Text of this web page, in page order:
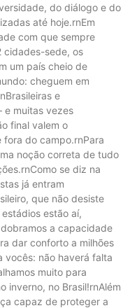
do diálogo e do
até hoje.rnEm
com que sempre
cidades-sede, os
um país cheio de
cheguem em
e
e muitas vezes
final valem o
do campo.rnPara
noção correta de tudo
se diz na
já entram
que não desiste
estão aí,
a capacidade
dar conforto a milhões
vocês: não haverá falta
muito para
inverno, no Brasil!rnAlém
capaz de proteger a